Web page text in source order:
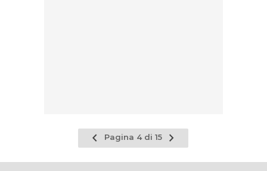
Pagina
precedente
Pagina 4 di 15
Pagina
successiva